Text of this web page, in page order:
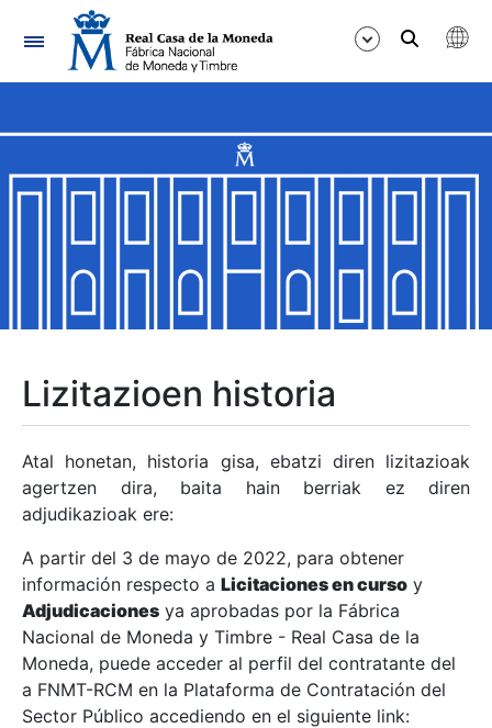
Nabigazioa
Erakutsi/Ezkutatu
Erakutsi/Ezkutatu
Erakutsi/Ezkutatu
Erakutsi/Ezkutatu
Erakutsi/Ezkutatu
Erakutsi/Ezkutatu
Erakutsi/Ezkutatu
Lizitazioen historia
Atal honetan, historia gisa, ebatzi diren lizitazioak
agertzen dira, baita hain berriak ez diren
adjudikazioak ere:
A partir del 3 de mayo de 2022, para obtener
información respecto a Licitaciones en curso y
Adjudicaciones ya aprobadas por la Fábrica
Nacional de Moneda y Timbre - Real Casa de la
Moneda, puede acceder al perfil del contratante del
a FNMT-RCM en la Plataforma de Contratación del
Sector Público accediendo en el siguiente link: